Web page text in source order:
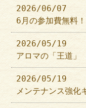
2026/06/07
6月の参加費無料
2026/05/19
アロマの「王道」
2026/05/19
メンテナンス強化